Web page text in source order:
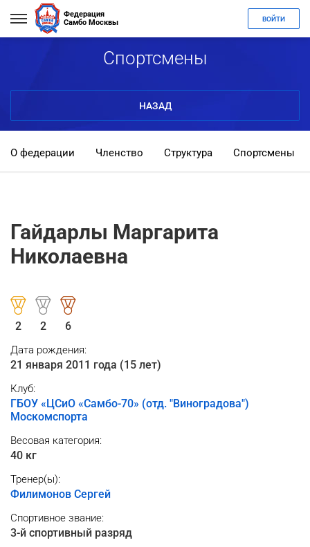
Федерация
Самбо Москвы
ВОЙТИ
Спортсмены
НАЗАД
О федерации Членство Структура Спортсмены
Гайдарлы Маргарита
Николаевна
2 2 6
Дата рождения:
21 января 2011 года (15 лет)
Клуб:
ГБОУ «ЦСиО «Самбо-70» (отд. "Виноградова")
Москомспорта
Весовая категория:
40 кг
Тренер(ы):
Филимонов Сергей
Спортивное звание:
3-й спортивный разряд